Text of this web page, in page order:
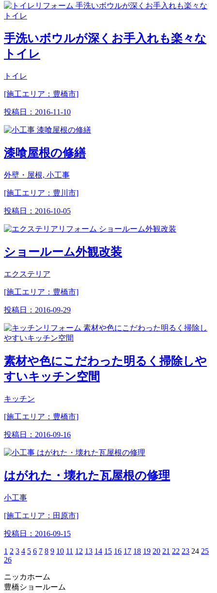
手洗いボウルが深くお手入れも楽々な
トイレ
トイレ
[施工エリア：豊橋市]
投稿日： 2016-11-10
漆喰屋根の修繕
外壁・屋根, 小工事
[施工エリア：豊川市]
投稿日： 2016-10-05
ショールーム外観改装
エクステリア
[施工エリア：豊橋市]
投稿日： 2016-09-29
素材や色にこだわった明るく掃除しや
すいキッチン空間
キッチン
[施工エリア：豊橋市]
投稿日： 2016-09-16
はがれた・壊れた瓦屋根の修理
小工事
[施工エリア：田原市]
投稿日： 2016-09-15
1 2 3 4 5 6 7 8 9 10 11 12 13 14 15 16 17 18 19 20 21 22 23 24 25
26
ニッカホーム
豊橋ショールーム